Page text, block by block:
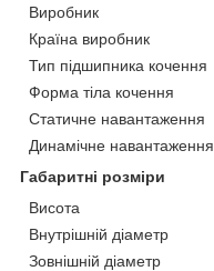
Виробник
Країна виробник
Тип підшипника кочення
Форма тіла кочення
Статичне навантаження
Динамічне навантаження
Габаритні розміри
Висота
Внутрішній діаметр
Зовнішній діаметр